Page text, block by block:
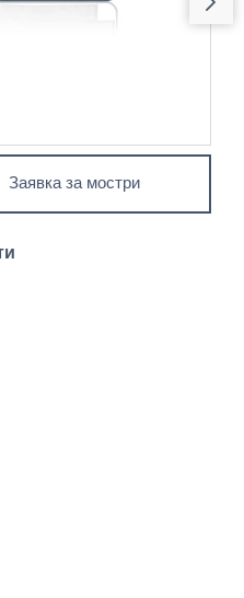
Заявка за мостри